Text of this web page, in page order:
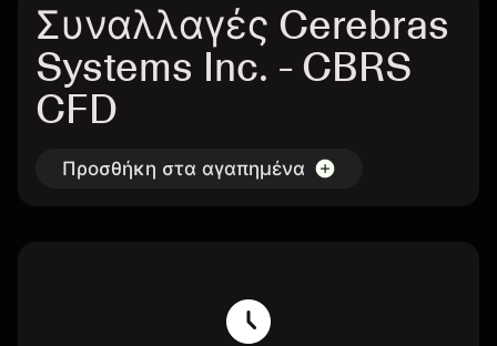
Συναλλαγές Cerebras
Systems Inc. - CBRS
CFD
Προσθήκη στα αγαπημένα